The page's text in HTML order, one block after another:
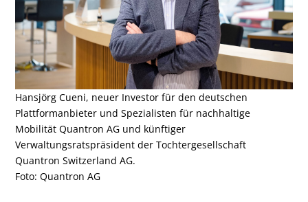
Hansjörg Cueni, neuer Investor für den deutschen
Plattformanbieter und Spezialisten für nachhaltige
Mobilität Quantron AG und künftiger
Verwaltungsratspräsident der Tochtergesellschaft
Quantron Switzerland AG.
Foto: Quantron AG